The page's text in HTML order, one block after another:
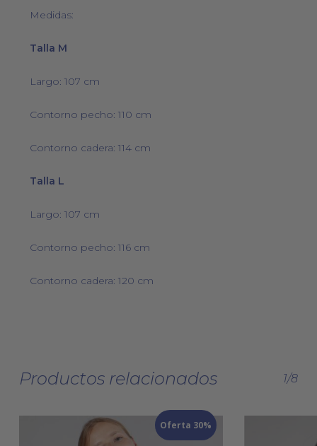
Medidas:
Talla M
Largo: 107 cm
Contorno pecho: 110 cm
Contorno cadera: 114 cm
Talla L
Largo: 107 cm
Contorno pecho: 116 cm
Contorno cadera: 120 cm
Productos relacionados 1/8
Oferta 30%